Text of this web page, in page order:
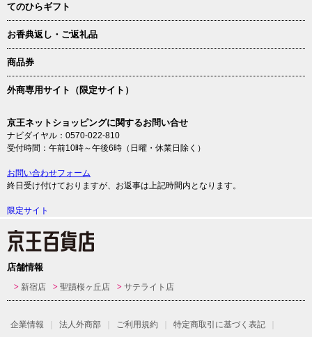
てのひらギフト
お香典返し・ご返礼品
商品券
外商専用サイト（限定サイト）
京王ネットショッピングに関するお問い合せ
ナビダイヤル：0570-022-810
受付時間：午前10時～午後6時（日曜・休業日除く）
お問い合わせフォーム
終日受け付けておりますが、お返事は上記時間内となります。
限定サイト
店舗情報
新宿店 聖蹟桜ヶ丘店 サテライト店
企業情報 法人外商部 ご利用規約 特定商取引に基づく表記